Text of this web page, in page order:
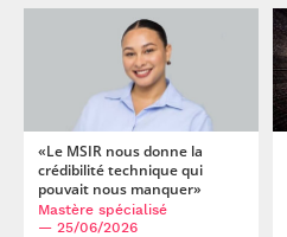
«Le MSIR nous donne la
crédibilité technique qui
pouvait nous manquer»
Mastère spécialisé
— 25/06/2026